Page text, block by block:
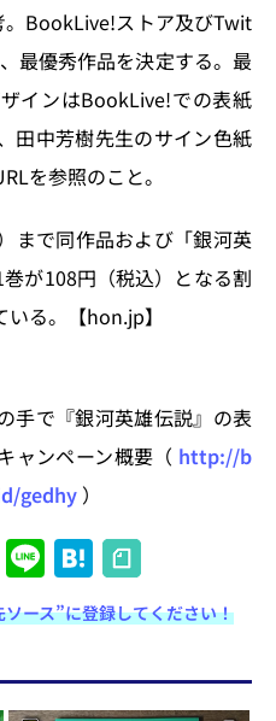
BookLive!ストア及びTwit
最優秀作品を決定する。最
インはBookLive!での表紙
田中芳樹先生のサイン色紙
を参照のこと。
まで同作品および「銀河英
が108円（税込）となる割
る。【hon.jp】
手で『銀河英雄伝説』の表
ャンペーン概要（ http://b
gedhy ）
X Li
n
e
H
at
e
n
ース”に登録してください！